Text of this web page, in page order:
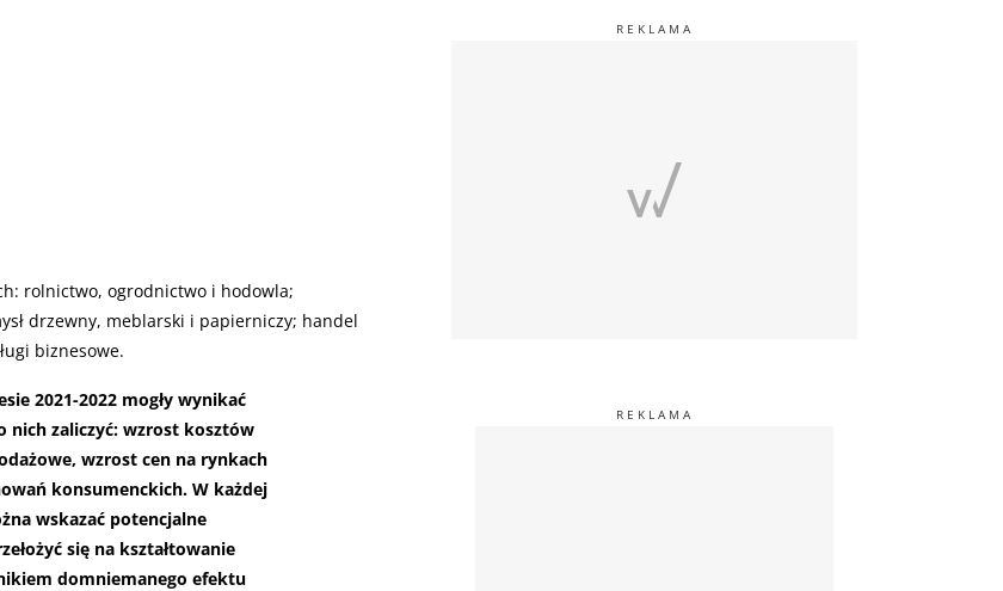
rolnictwo, ogrodnictwo i hodowla;
drzewny, meblarski i papierniczy; handel
biznesowe.
2021-2022 mogły wynikać
nich zaliczyć: wzrost kosztów
wzrost cen na rynkach
konsumenckich. W każdej
wskazać potencjalne
się na kształtowanie
domniemanego efektu